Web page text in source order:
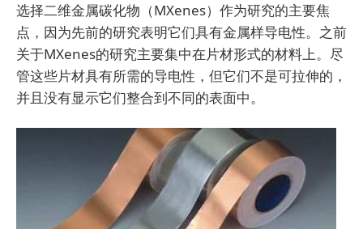
选择二维金属碳化物（MXenes）作为研究的主要焦
点，因为先前的研究表明它们具有金属样导电性。之前
关于MXenes的研究主要集中在片材形式的材料上。尽
管这些片材具有所需的导电性，但它们不是可拉伸的，
并且没有显示它们整合到不同的表面中。